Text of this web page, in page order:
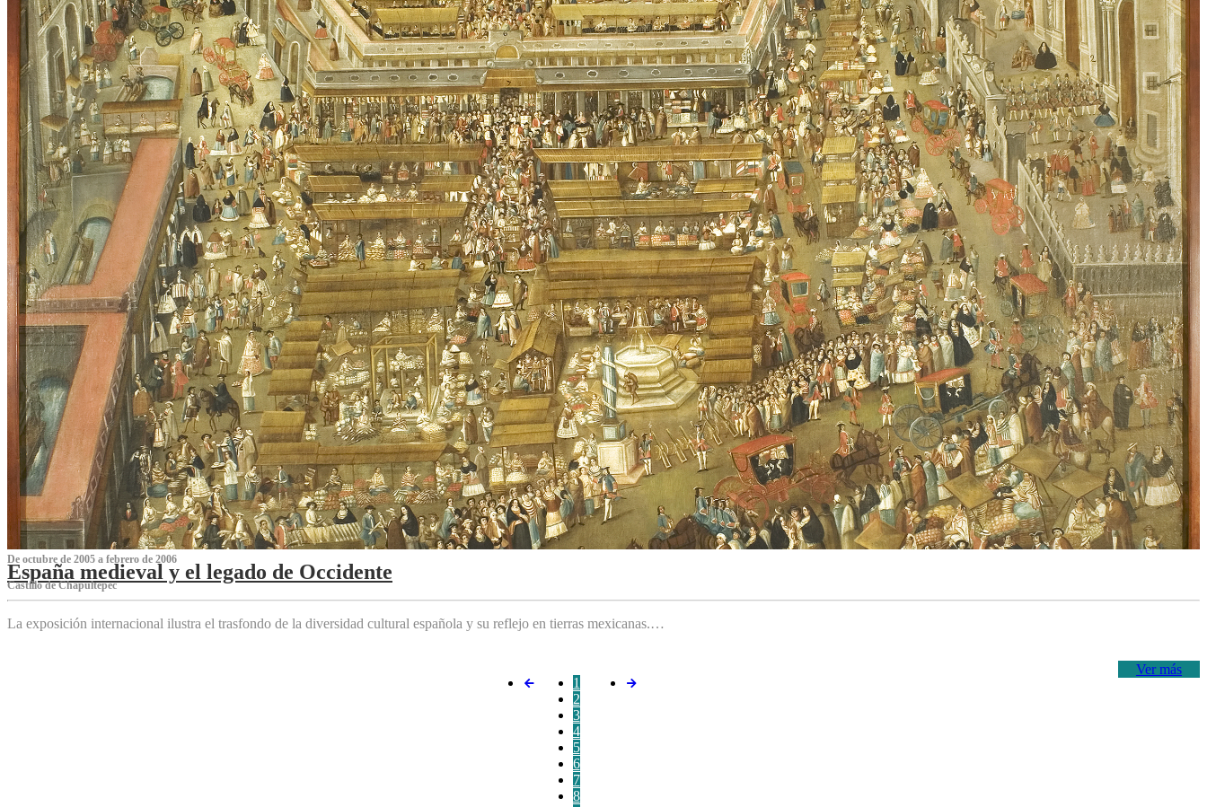
De octubre de 2005 a febrero de 2006
España medieval y el legado de Occidente
Castillo de Chapultepec
La exposición internacional ilustra el trasfondo de la diversidad cultural española y su reflejo en tierras mexicanas.…
Ver más
1
2
3
4
5
6
7
8